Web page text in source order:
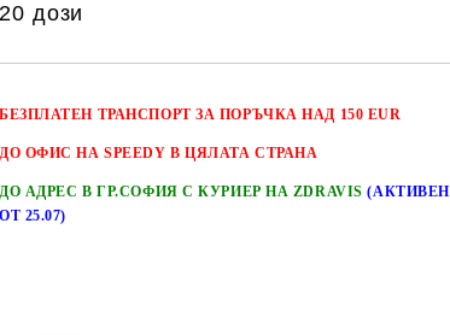
20 дози
БЕЗПЛАТЕН ТРАНСПОРТЗА ПОРЪЧКА НАД 150 EUR
ДО ОФИС НА SPEEDY В ЦЯЛАТА СТРАНА
ДО АДРЕС В ГР.СОФИЯ С КУРИЕР НА ZDRAVIS(АКТИВЕН
ОТ 25.07)